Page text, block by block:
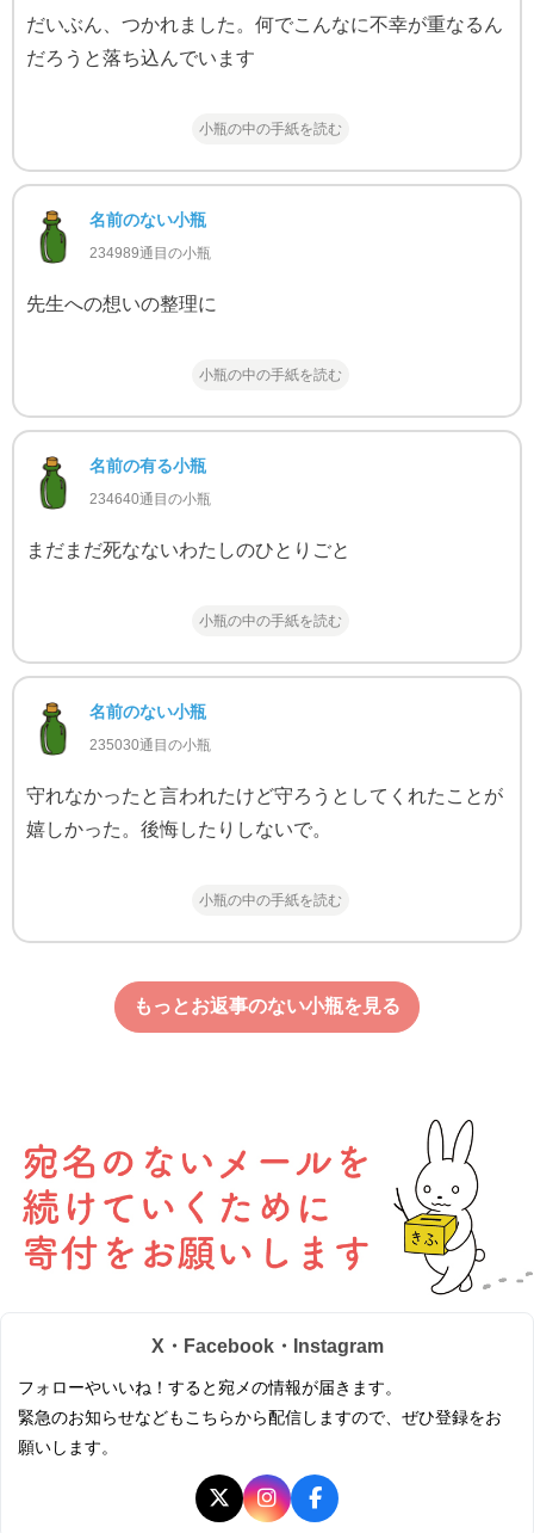
だいぶん、つかれました。何でこんなに不幸が重なるん
だろうと落ち込んでいます
小瓶の中の手紙を読む
名前のない小瓶
234989通目の小瓶
先生への想いの整理に
小瓶の中の手紙を読む
名前の有る小瓶
234640通目の小瓶
まだまだ死なないわたしのひとりごと
小瓶の中の手紙を読む
名前のない小瓶
235030通目の小瓶
守れなかったと言われたけど守ろうとしてくれたことが
嬉しかった。後悔したりしないで。
小瓶の中の手紙を読む
もっとお返事のない小瓶を見る
X・Facebook・Instagram
フォローやいいね！すると宛メの情報が届きます。
緊急のお知らせなどもこちらから配信しますので、ぜひ登録をお
願いします。